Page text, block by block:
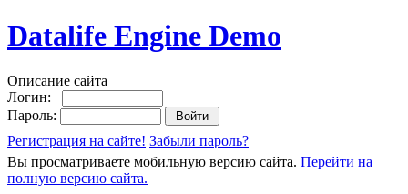
Datalife Engine Demo
Описание сайта
Логин:
Пароль:
Регистрация на сайте! Забыли пароль?
Вы просматриваете мобильную версию сайта. Перейти на
полную версию сайта.